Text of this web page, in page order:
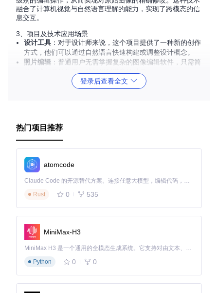
融合了计算机视觉与自然语言理解的能力，实现了跨模态的信
息交互。
3、项目及技术应用场景
设计工具 ：对于设计师来说，这个项目提供了一种新的创作
方式，他们可以通过自然语言快速构建或调整设计概念。
照片编辑 ：普通用户无需掌握复杂的图像编辑软件，只需简
单描述想要的效果，就能得到满意的结果。
：在媒体行业，这项技术可以自动生成与文本描述
一致的图像，提高新闻报道或广告的制作效率。
4、项目特点
辑。
灵活性
高效性：基于预训练模型，编辑过程快速且准确。
创新性
：开创了文本驱动的图像编辑新范式，为人工智能应
不容错过的创新项目。
登录后查看全文
热门项目推荐
atomcode
Claude Code 的开源替代方案。连接任意大模型，编辑代码，运行命令，自动验证 — 全自动执行。用 Rust 构建，极致性能。 ｜ An open-source alternative to Claude Code. Connect any LLM, edit code, run commands, and verify changes — autonomously. Built in Rust for speed. Get Started
Rust
0 535
MiniMax-H3
MiniMax H3 是一个通用的全模态生成系统。它支持对由文本、图像、视频和音频组成的多模态上下文进行统一理解，并能生成分辨率高达 2K、时长可达 15 秒的带原生立体声音频的视频。得益于面向任务泛化的系统设计，H3 在预训练阶段就已具备广泛的多模态上下文理解与生成能力，能够出色地执行复杂的多模态指令。
Python
0 0